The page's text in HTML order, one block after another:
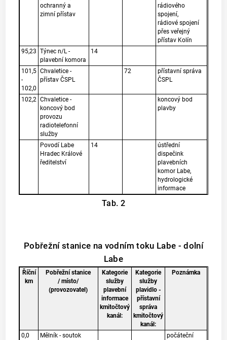
ochranný a
zimní přístav
rádiového
spojení,
rádiové spojení
přes veřejný
přístav Kolín
95,23 Týnec n/L -
plavební komora
14
101,5
-
102,0
Chvaletice -
přístav ČSPL
72
přístavní správa
ČSPL
102,2 Chvaletice -
koncový bod
provozu
radiotelefonní
služby
koncový bod
plavby
Povodí Labe
Hradec Králové
ředitelství
14
ústřední
dispečink
plavebních
komor Labe,
hydrologické
informace
Tab. 2
Pobřežní stanice na vodním toku Labe - dolní
Labe
Říční
km
Pobřežní stanice
/ místo/
(provozovatel)
Kategorie
služby
plavební
informace
kmitočtový
kanál:
Kategorie
služby
plavidlo -
přístavní
správa
kmitočtový
kanál:
Poznámka
0,0
Mělník - soutok
počáteční